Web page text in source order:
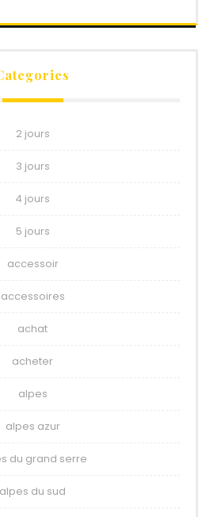
2 jours
3 jours
4 jours
5 jours
accessoir
accessoires
achat
acheter
alpes
alpes azur
du grand serre
alpes du sud